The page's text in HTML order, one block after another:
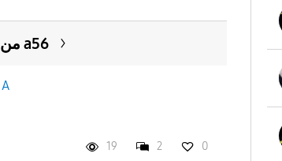
هل شاشة a17من سامسونج زى شاشة a56
جالاكسى A
19 2 0